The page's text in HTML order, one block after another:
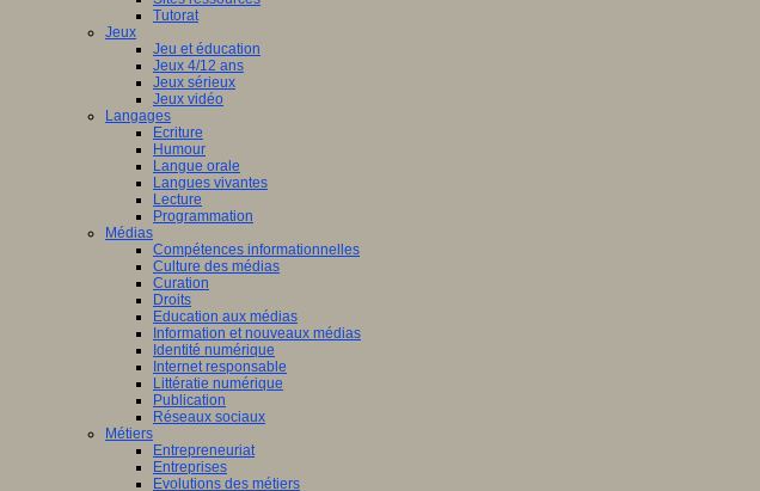
Tutorat
Jeux
Jeu et éducation
Jeux 4/12 ans
Jeux sérieux
Jeux vidéo
Langages
Ecriture
Humour
Langue orale
Langues vivantes
Lecture
Programmation
Médias
Compétences informationnelles
Culture des médias
Curation
Droits
Education aux médias
Information et nouveaux médias
Identité numérique
Internet responsable
Littératie numérique
Publication
Réseaux sociaux
Métiers
Entrepreneuriat
Entreprises
Evolutions des métiers